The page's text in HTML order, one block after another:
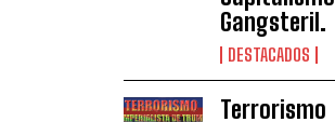
Gangsteril.
DESTACADOS
Terrorismo